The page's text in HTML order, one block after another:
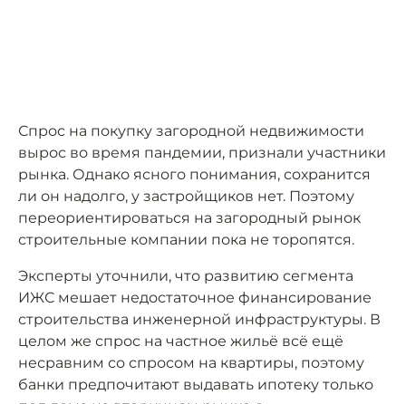
Спрос на покупку загородной недвижимости
вырос во время пандемии, признали участники
рынка. Однако ясного понимания, сохранится
ли он надолго, у застройщиков нет. Поэтому
переориентироваться на загородный рынок
строительные компании пока не торопятся.
Эксперты уточнили, что развитию сегмента
ИЖС мешает недостаточное финансирование
строительства инженерной инфраструктуры. В
целом же спрос на частное жильё всё ещё
несравним со спросом на квартиры, поэтому
банки предпочитают выдавать ипотеку только